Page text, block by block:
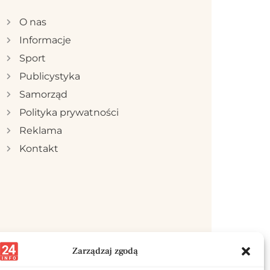
Zarządzaj zgodą
O nas
Informacje
Sport
Publicystyka
Samorząd
Polityka prywatności
Reklama
Kontakt